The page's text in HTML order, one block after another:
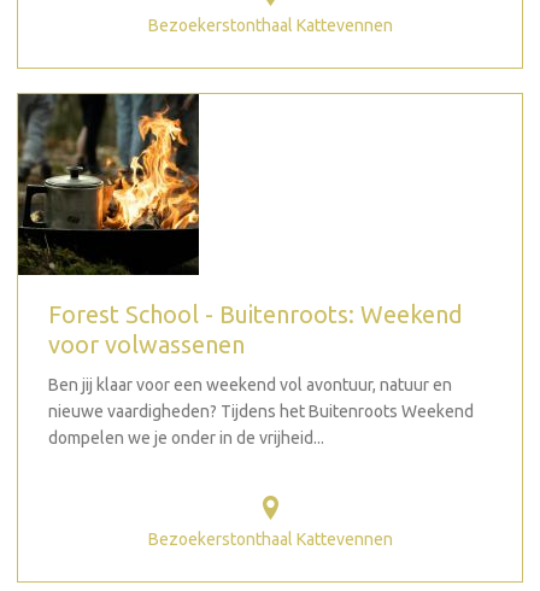
Bezoekerstonthaal Kattevennen
Forest School - Buitenroots: Weekend
voor volwassenen
Ben jij klaar voor een weekend vol avontuur, natuur en
nieuwe vaardigheden? Tijdens het Buitenroots Weekend
dompelen we je onder in de vrijheid...
Bezoekerstonthaal Kattevennen